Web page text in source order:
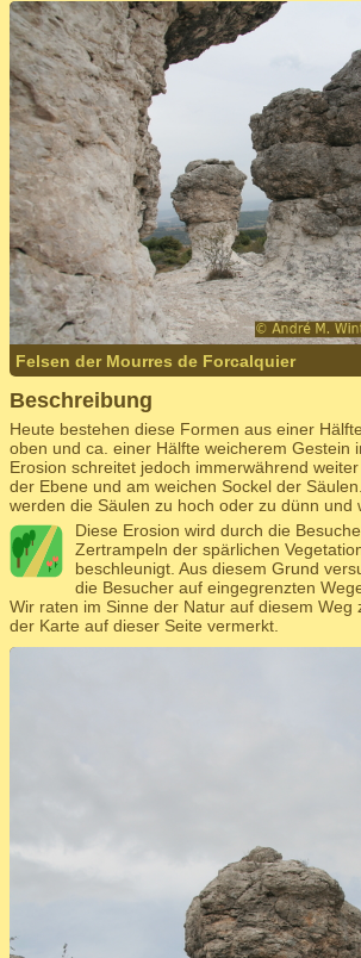
Felsen der Mourres de Forcalquier
Beschreibung
Heute bestehen diese Formen aus einer
oben und ca. einer Hälfte weicherem Gestein
Erosion schreitet jedoch immerwährend
der Ebene und am weichen Sockel der
werden die Säulen zu hoch oder zu dünn und
Diese Erosion wird durch die
Zertrampeln der spärlichen
beschleunigt. Aus diesem Grund
die Besucher auf eingegrenzten
Wir raten im Sinne der Natur auf diesem Weg
der Karte auf dieser Seite vermerkt.